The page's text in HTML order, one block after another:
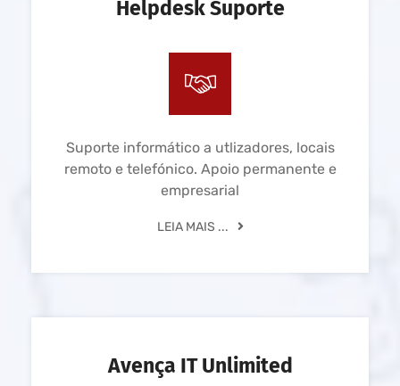
Helpdesk Suporte
Suporte informático a utlizadores, locais
remoto e telefónico. Apoio permanente e
empresarial
LEIA MAIS ...
Avença IT Unlimited